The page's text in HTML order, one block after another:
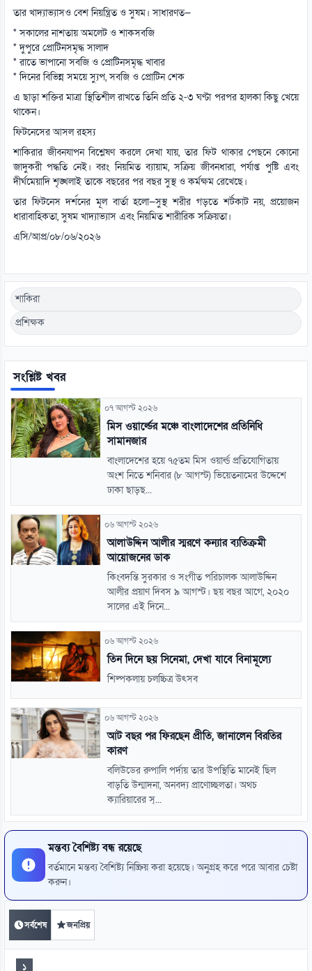
তার খাদ্যাভ্যাসও বেশ নিয়ন্ত্রিত ও সুষম। সাধারণত—
* সকালের নাশতায় অমলেট ও শাকসবজি
* দুপুরে প্রোটিনসমৃদ্ধ সালাদ
* রাতে ভাপানো সবজি ও প্রোটিনসমৃদ্ধ খাবার
* দিনের বিভিন্ন সময়ে স্যুপ, সবজি ও প্রোটিন শেক
এ ছাড়া শক্তির মাত্রা স্থিতিশীল রাখতে তিনি প্রতি ২-৩ ঘণ্টা পরপর হালকা কিছু খেয়ে
থাকেন।
ফিটনেসের আসল রহস্য
শাকিরার জীবনযাপন বিশ্লেষণ করলে দেখা যায়, তার ফিট থাকার পেছনে কোনো
জাদুকরী পদ্ধতি নেই। বরং নিয়মিত ব্যায়াম, সক্রিয় জীবনধারা, পর্যাপ্ত পুষ্টি এবং
দীর্ঘমেয়াদি শৃঙ্খলাই তাকে বছরের পর বছর সুস্থ ও কর্মক্ষম রেখেছে।
তার ফিটনেস দর্শনের মূল বার্তা হলো—সুস্থ শরীর গড়তে শর্টকাট নয়, প্রয়োজন
ধারাবাহিকতা, সুষম খাদ্যাভ্যাস এবং নিয়মিত শারীরিক সক্রিয়তা।
এসি/আপ্র/০৮/০৬/২০২৬
শাকিরা
প্রশিক্ষক
সংশ্লিষ্ট খবর
০৭ আগস্ট ২০২৬
মিস ওয়ার্ল্ডের মঞ্চে বাংলাদেশের প্রতিনিধি
সামানজার
বাংলাদেশের হয়ে ৭৫তম মিস ওয়ার্ল্ড প্রতিযোগিতায়
অংশ নিতে শনিবার (৮ আগস্ট) ভিয়েতনামের উদ্দেশে
ঢাকা ছাড়ছ...
০৬ আগস্ট ২০২৬
আলাউদ্দিন আলীর স্মরণে কন্যার ব্যতিক্রমী
আয়োজনের ডাক
কিংবদন্তি সুরকার ও সংগীত পরিচালক আলাউদ্দিন
আলীর প্রয়াণ দিবস ৯ আগস্ট। ছয় বছর আগে, ২০২০
সালের এই দিনে...
০৬ আগস্ট ২০২৬
তিন দিনে ছয় সিনেমা, দেখা যাবে বিনামূল্যে
শিল্পকলায় চলচ্চিত্র উৎসব
০৬ আগস্ট ২০২৬
আট বছর পর ফিরছেন প্রীতি, জানালেন বিরতির
কারণ
বলিউডের রুপালি পর্দায় তার উপস্থিতি মানেই ছিল
বাড়তি উন্মাদনা, অনবদ্য প্রাণোচ্ছলতা। অথচ
ক্যারিয়ারের স্...
মন্তব্য বৈশিষ্ট্য বন্ধ রয়েছে
বর্তমানে মন্তব্য বৈশিষ্ট্য নিষ্ক্রিয় করা হয়েছে। অনুগ্রহ করে পরে আবার চেষ্টা
করুন।
সর্বশেষ জনপ্রিয়
১